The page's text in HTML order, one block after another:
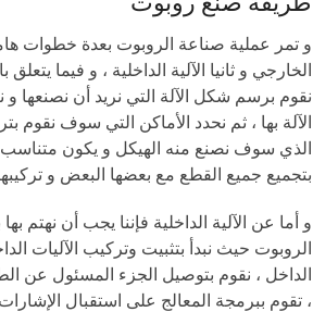
و تمر عملية صناعة الروبوت بعدة خطوات
الخارجي و ثانيا الآلية الداخلية ، و فيما
نقوم برسم شكل الآلة التي نريد أن نصنعها
الآلة بها ، ثم نحدد الأماكن التي سوف نقوم
الذي سوف نصنع منه الهيكل و يكون متناسب
بتجميع جميع القطع مع بعضها البعض و
و أما عن الآلية الداخلية فإننا يجب أن نهتم
الروبوت حيث نبدأ بتثبيت وتركيب الآليات
الداخل ، نقوم بتوصيل الجزء المسئول عن
، تقوم ببرمجة المعالج على استقبال